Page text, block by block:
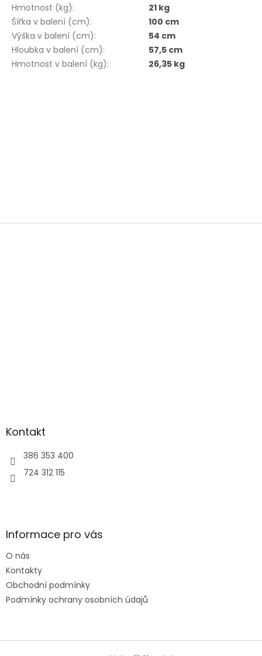
Hmotnost (kg):
21 kg
Šířka v balení (cm):
100 cm
Výška v balení (cm):
54 cm
Hloubka v balení (cm):
57,5 cm
Hmotnost v balení (kg): 26,35 kg
Z
Kontakt
386 353 400
724 312 115
Informace pro vás
O nás
Kontakty
Obchodní podmínky
Podmínky ochrany osobních údajů